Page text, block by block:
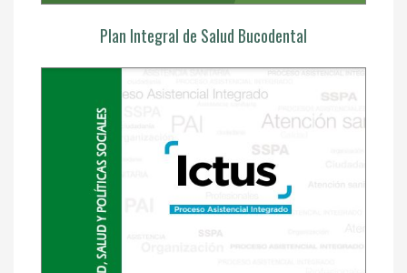
Plan Integral de Salud Bucodental